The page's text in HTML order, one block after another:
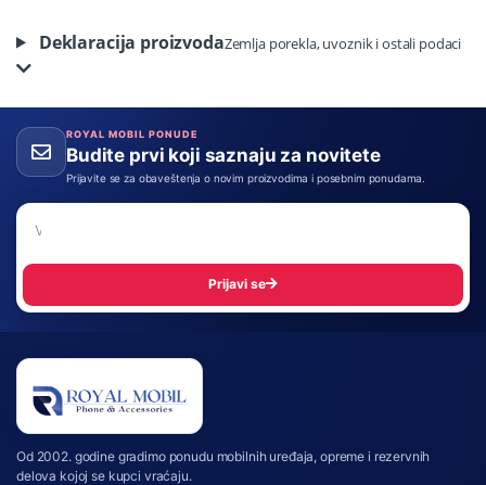
Deklaracija proizvodaZemlja porekla, uvoznik i ostali podaci
ROYAL MOBIL PONUDE
Budite prvi koji saznaju za novitete
Prijavite se za obaveštenja o novim proizvodima i posebnim ponudama.
Email adresa
Prijavi se
Royal Mobil
Od 2002. godine gradimo ponudu mobilnih uređaja, opreme i rezervnih
delova kojoj se kupci vraćaju.